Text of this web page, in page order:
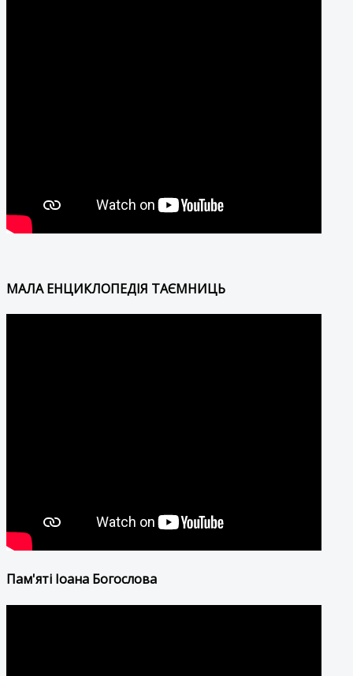
МАЛА ЕНЦИКЛОПЕДІЯ ТАЄМНИЦЬ
Пам'яті Іоана Богослова